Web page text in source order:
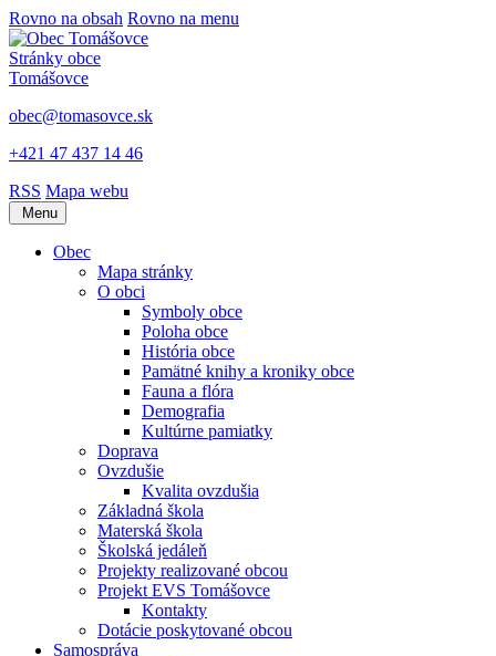
Rovno na obsah Rovno na menu
Stránky obce
Tomášovce
obec@tomasovce.sk
+421 47 437 14 46
RSS Mapa webu
Menu
Obec
Mapa stránky
O obci
Symboly obce
Poloha obce
História obce
Pamätné knihy a kroniky obce
Fauna a flóra
Demografia
Kultúrne pamiatky
Doprava
Ovzdušie
Kvalita ovzdušia
Základná škola
Materská škola
Školská jedáleň
Projekty realizované obcou
Projekt EVS Tomášovce
Kontakty
Dotácie poskytované obcou
Samospráva